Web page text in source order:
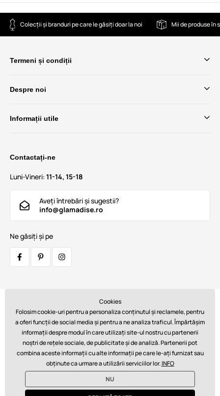
Colecții și branduri pe care le găsiți doar la noi Mii de produse în
Termeni și condiții
Despre noi
Informații utile
Contactați-ne
Luni-Vineri: 11-14, 15-18
Aveți întrebări și sugestii?
info@glamadise.ro
Ne găsiți și pe
Plăți:
© 2026 www.glamadise.ro. Asigură tehnicSimplia s.r.o.
Cookies
Folosim cookie-uri pentru a personaliza conținutul și reclamele, pentru
a oferi funcții de social media și pentru a ne analiza traficul. Împărtășim
informații despre modul în care utilizați site-ul nostru cu partenerii
noștri de rețele sociale, de publicitate și de analiză. Partenerii pot
combina aceste informații cu alte informații pe care le-ați furnizat sau
obținute ca urmare a utilizării serviciilor lor.INFO
NU